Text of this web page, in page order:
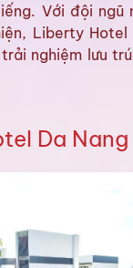
Với đội ngũ
Liberty Hotel
nghiệm lưu
Da Nang